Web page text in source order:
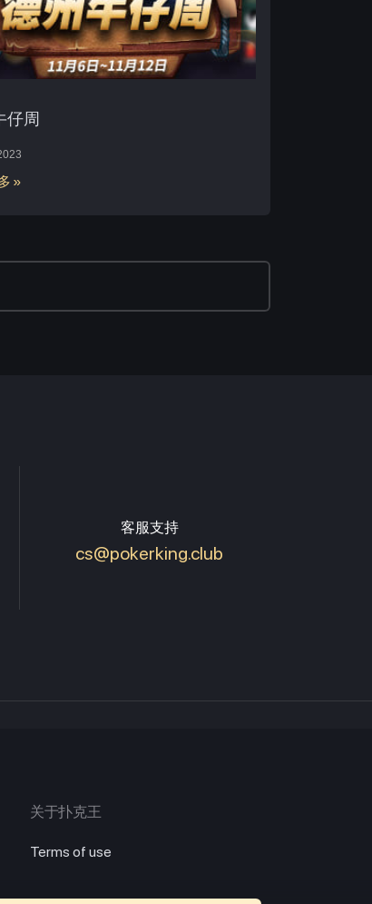
仔周
»
客服支持
cs@pokerking.club
关于扑克王
Terms of use